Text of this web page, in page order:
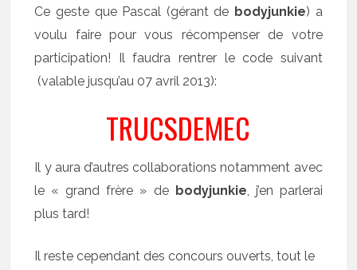
Ce geste que Pascal (gérant de bodyjunkie) a
voulu faire pour vous récompenser de votre
participation! Il faudra rentrer le code suivant
(valable jusqu’au 07 avril 2013):
TRUCSDEMEC
Il y aura d’autres collaborations notamment avec
le « grand frère » debodyjunkie , j’en parlerai
plus tard!
Il reste cependant des concours ouverts, tout le